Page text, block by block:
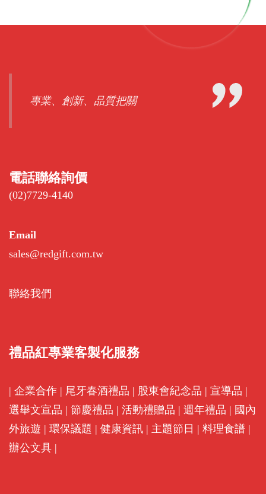
專業、創新、品質把關
電話聯絡詢價
(02)7729-4140
Email
sales@redgift.com.tw
聯絡我們
禮品紅專業客製化服務
| 企業合作 | 尾牙春酒禮品 | 股東會紀念品 | 宣導品 |
選舉文宣品 | 節慶禮品 | 活動禮贈品 | 週年禮品 | 國內
外旅遊 | 環保議題 | 健康資訊 | 主題節日 | 料理食譜 |
辦公文具 |